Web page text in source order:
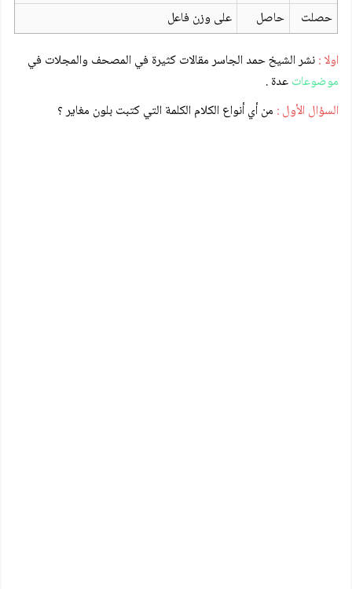
حصلت
حاصل
على وزن فاعل
اولا :نشر الشيخ حمد الجاسر مقالات كثيرة في المصحف والمجلات في
موضوعاتعدة .
السؤال الأول : من أي أنواع الكلام الكلمة التي كتبت بلون مغاير ؟